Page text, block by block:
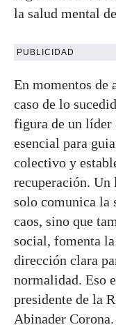
la salud mental
PUBLICIDAD
En momentos de
caso de lo
figura de un líder
esencial para
colectivo y
recuperación.
solo comunica la
caos, sino que
social, fomenta
dirección clara
normalidad. Eso
presidente de la
Abinader Corona.